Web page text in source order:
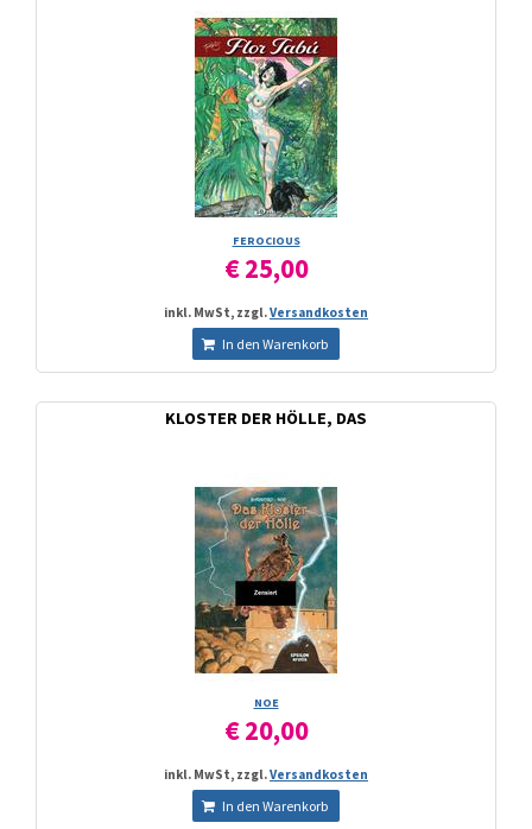
FEROCIOUS
€ 25,00
inkl. MwSt, zzgl.Versandkosten
In den Warenkorb
KLOSTER DER HÖLLE, DAS
NOE
€ 20,00
inkl. MwSt, zzgl.Versandkosten
In den Warenkorb